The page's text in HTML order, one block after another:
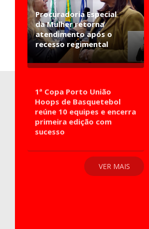
Procuradoria Especial
da Mulher retorna
atendimento após o
recesso regimental
1ª Copa Porto União
Hoops de Basquetebol
reúne 10 equipes e encerra
primeira edição com
sucesso
VER MAIS